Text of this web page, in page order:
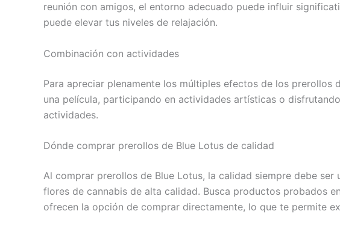
reunión con amigos, el entorno adecuado puede influir
puede elevar tus niveles de relajación.
Combinación con actividades
Para apreciar plenamente los múltiples efectos de los
una película, participando en actividades artísticas o
actividades.
Dónde comprar prerollos de Blue Lotus de calidad
Al comprar prerollos de Blue Lotus, la calidad siempre debe
flores de cannabis de alta calidad. Busca productos probados
ofrecen la opción de comprar directamente, lo que te permite